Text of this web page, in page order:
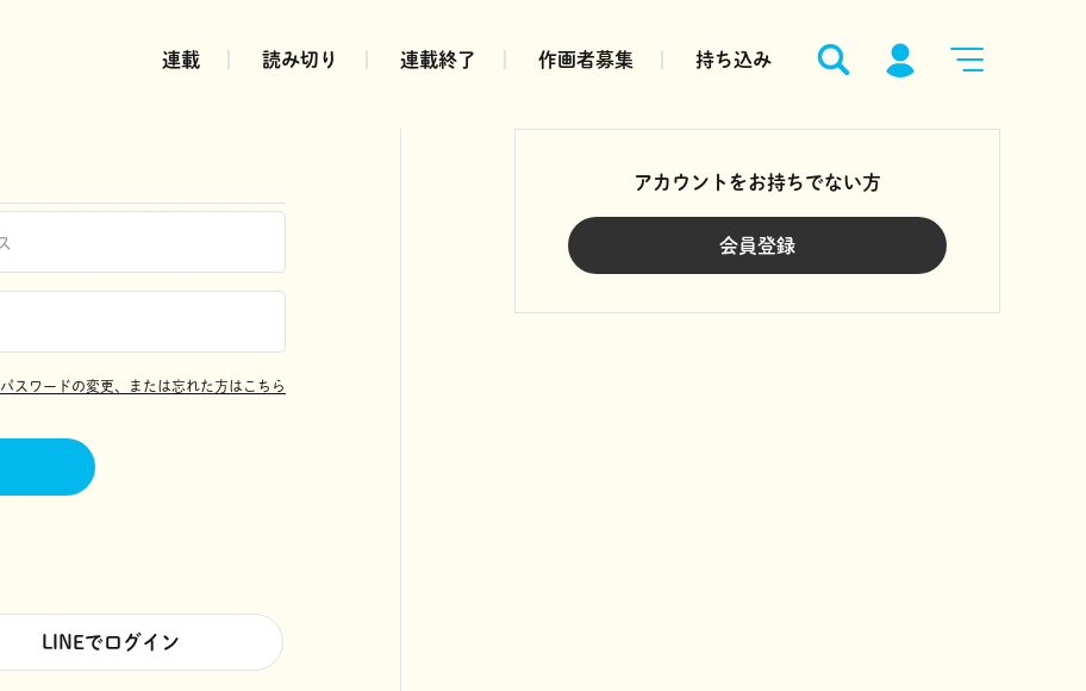
連載 読み切り 連載終了 作画者募集 持ち込み
パスワードの変更、または忘れた方はこちら
LINEでログイン
アカウントをお持ちでない方
会員登録